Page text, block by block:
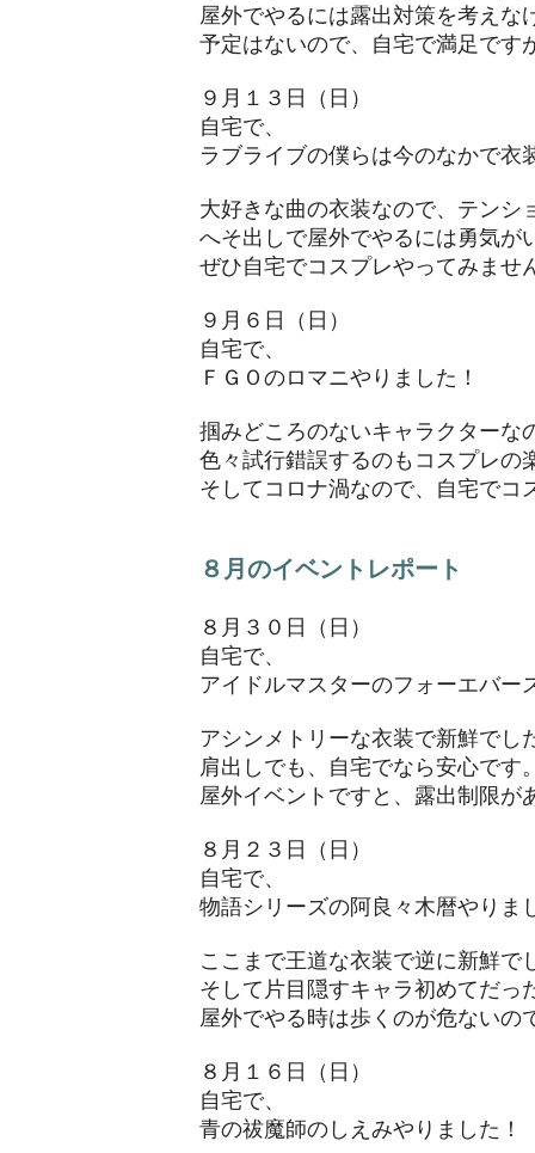
屋外でやるには露出対策を考えな
予定はないので、自宅で満足です
９月１３日（日）
自宅で、
ラブライブの僕らは今のなかで衣
大好きな曲の衣装なので、テンシ
へそ出しで屋外でやるには勇気が
ぜひ自宅でコスプレやってみませ
９月６日（日）
自宅で、
ＦＧＯのロマニやりました！
掴みどころのないキャラクターな
色々試行錯誤するのもコスプレの
そしてコロナ渦なので、自宅でコ
８月のイベントレポート
８月３０日（日）
自宅で、
アイドルマスターのフォーエバー
アシンメトリーな衣装で新鮮でし
肩出しでも、自宅でなら安心です
屋外イベントですと、露出制限が
８月２３日（日）
自宅で、
物語シリーズの阿良々木暦やりま
ここまで王道な衣装で逆に新鮮で
そして片目隠すキャラ初めてだっ
屋外でやる時は歩くのが危ないの
８月１６日（日）
自宅で、
青の祓魔師のしえみやりました！